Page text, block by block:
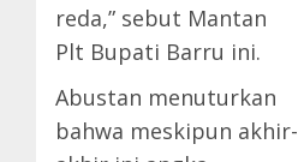
reda,” sebut Mantan
Plt Bupati Barru ini.
Abustan menuturkan
bahwa meskipun akhir-